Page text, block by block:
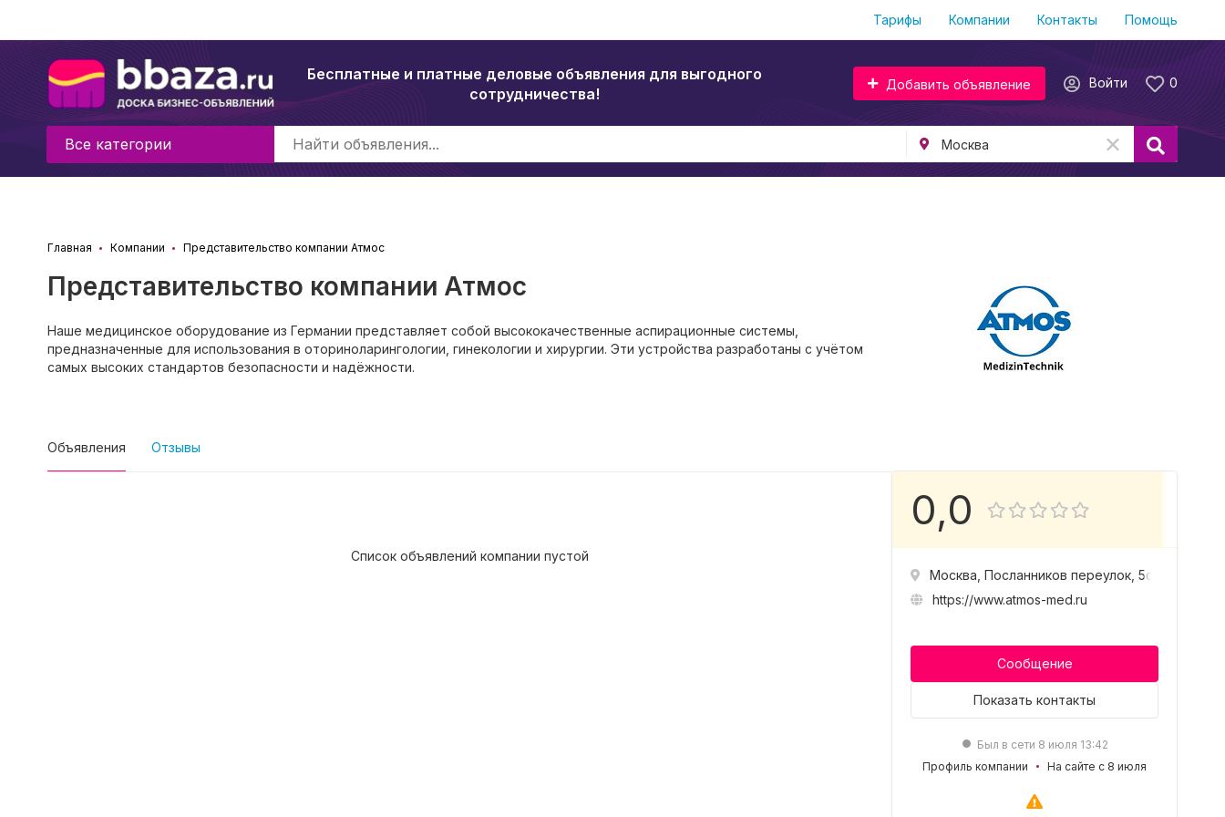
Тарифы Компании Контакты Помощь
Бесплатные и платные деловые объявления для выгодного
сотрудничества!
0
Войти
Добавить объявление
Все категории
Главная Компании Представительство компании Атмос
Представительство компании Атмос
Наше медицинское оборудование из Германии представляет собой высококачественные аспирационные системы,
предназначенные для использования в оториноларингологии, гинекологии и хирургии. Эти устройства разработаны с учётом
самых высоких стандартов безопасности и надёжности.
Объявления Отзывы
Список объявлений компании пустой
0,0
Москва, Посланников переулок, 5с8
https://www.atmos-med.ru
Сообщение
Показать контакты
Был в сети 8 июля 13:42
Профиль компании
На сайте с 8 июля